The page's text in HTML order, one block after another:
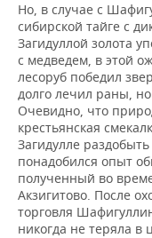
Но, в случае с
сибирской тайге с
Загидуллой золота
с медведем, в этой
лесоруб победил
долго лечил раны,
Очевидно, что
крестьянская
Загидулле
понадобился опыт
полученный во
Акзигитово. После
торговля
никогда не теряла в